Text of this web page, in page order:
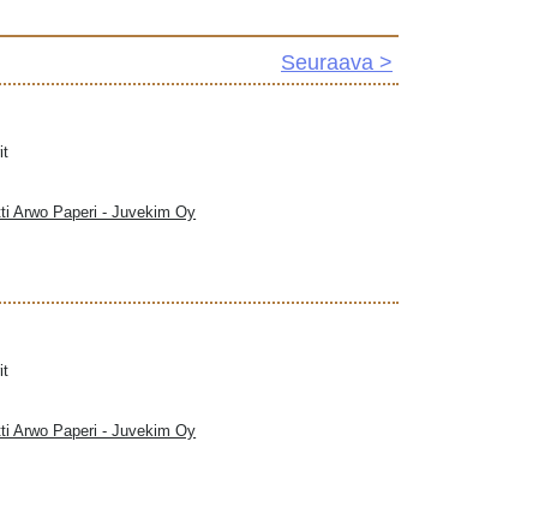
Seuraava >
Arwo Paperi - Juvekim Oy
Arwo Paperi - Juvekim Oy